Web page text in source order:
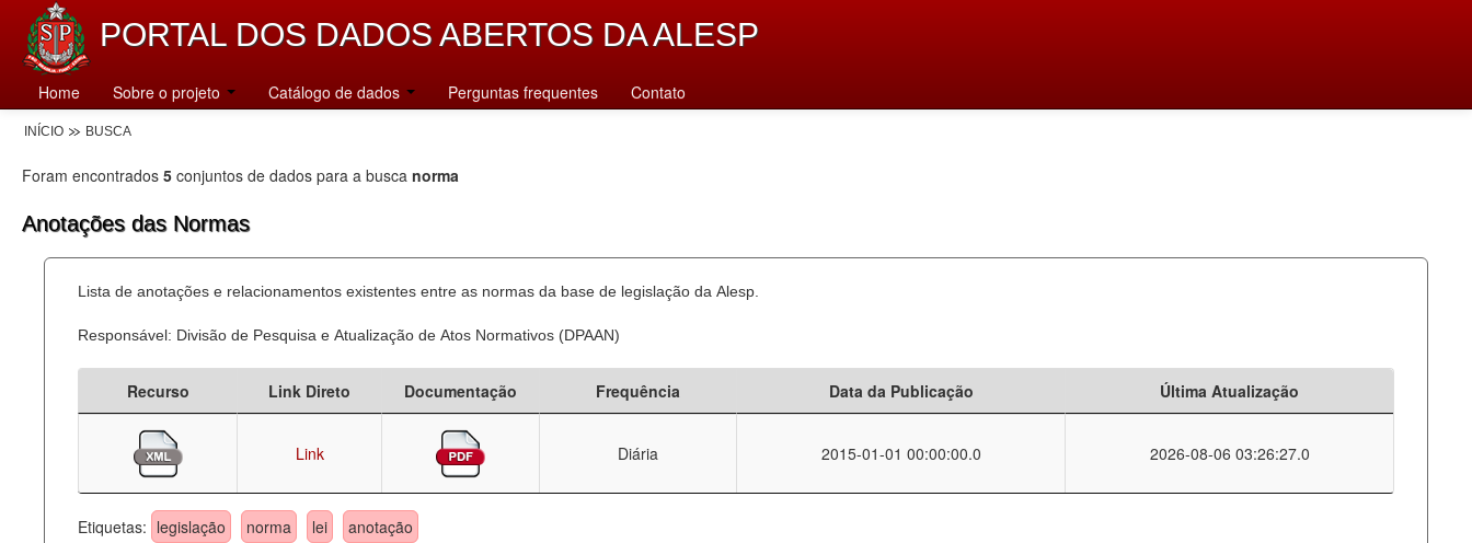
PORTAL DOS DADOS ABERTOS DA ALESP
Home Sobre o projeto Catálogo de dados Perguntas frequentes Contato
INÍCIO BUSCA
Foram encontrados 5 conjuntos de dados para a busca norma
Anotações das Normas
Lista de anotações e relacionamentos existentes entre as normas da base de legislação da Alesp.
Responsável: Divisão de Pesquisa e Atualização de Atos Normativos (DPAAN)
Recurso Link Direto Documentação Frequência Data da Publicação Última Atualização
Link Diária 2015-01-01 00:00:00.0 2026-08-06 03:26:27.0
Etiquetas: legislação norma lei anotação